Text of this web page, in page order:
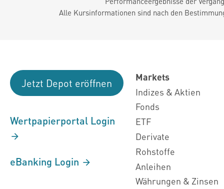
Alle Kursinformationen sind nach den
Jetzt Depot eröffnen
Wertpapierportal Login
eBanking Login
Markets
Indizes & Aktien
Fonds
ETF
Derivate
Rohstoffe
Anleihen
Währungen & Zinsen